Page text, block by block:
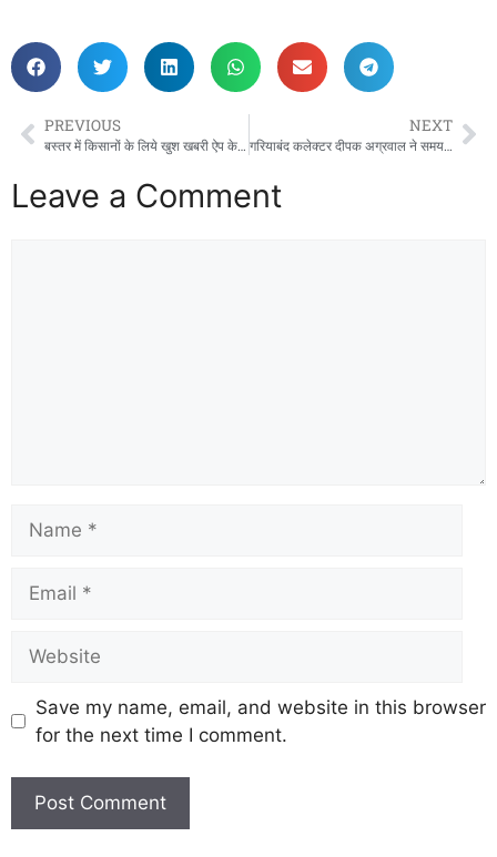
PREVIOUS
बस्तर में किसानों के लिये खुश खबरी ऐप के माध्यम से होगा किसानों का फॉर्मर रजिस्ट्री,,,,,,,
NEXT
गरियाबंद कलेक्टर दीपक अग्रवाल ने समय पर उपार्जन केन्द्रों से धान का उठाव नहीं किये जाने के कारण अधिकारियों पर चलाया प्रशासनिक डंडा,,,,
Leave a Comment
Save my name, email, and website in this browser
for the next time I comment.